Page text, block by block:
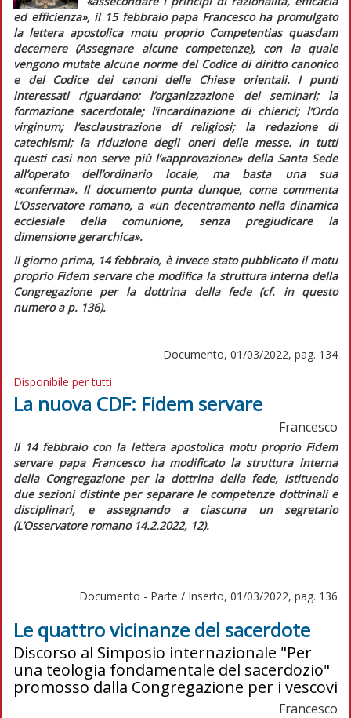
ed efficienza», il 15 febbraio papa Francesco ha promulgato
la lettera apostolica motu proprio Competentias quasdam
decernere (Assegnare alcune competenze), con la quale
vengono mutate alcune norme del Codice di diritto canonico
e del Codice dei canoni delle Chiese orientali. I punti
interessati riguardano: l’organizzazione dei seminari; la
formazione sacerdotale; l’incardinazione di chierici; l’Ordo
virginum; l’esclaustrazione di religiosi; la redazione di
catechismi; la riduzione degli oneri delle messe. In tutti
questi casi non serve più l’«approvazione» della Santa Sede
all’operato dell’ordinario locale, ma basta una sua
«conferma». Il documento punta dunque, come commenta
L’Osservatore romano, a «un decentramento nella dinamica
ecclesiale della comunione, senza pregiudicare la
dimensione gerarchica».
Il giorno prima, 14 febbraio, è invece stato pubblicato il motu
proprio Fidem servareche modifica la struttura interna della
Congregazione per la dottrina della fede (cf. in questo
numeroa p. 136).
Documento, 01/03/2022, pag. 134
Disponibile per tutti
La nuova CDF: Fidem servare
Francesco
Il 14 febbraio con la lettera apostolica motu proprio Fidem
servare papa Francesco ha modificato la struttura interna
della Congregazione per la dottrina della fede, istituendo
due sezioni distinte per separare le competenze dottrinali e
disciplinari, e assegnando a ciascuna un segretario
(L’Osservatore romano 14.2.2022, 12).
Documento - Parte / Inserto, 01/03/2022, pag. 136
Le quattro vicinanze del sacerdote
Discorso al Simposio internazionale "Per
una teologia fondamentale del sacerdozio"
promosso dalla Congregazione per i vescovi
Francesco